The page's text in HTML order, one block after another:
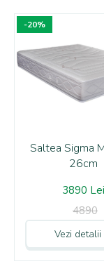
-20%
Saltea Sigma
26cm
3890 Lei
4890
Vezi detalii